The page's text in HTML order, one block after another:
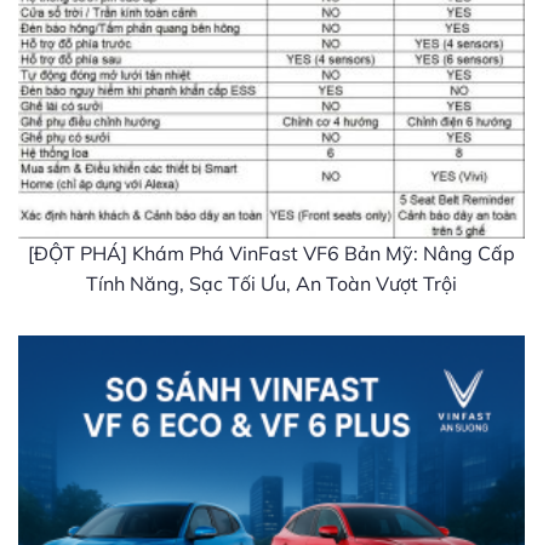
[ĐỘT PHÁ] Khám Phá VinFast VF6 Bản Mỹ: Nâng Cấp
Tính Năng, Sạc Tối Ưu, An Toàn Vượt Trội